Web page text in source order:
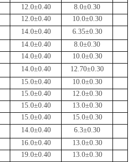
12.0±0.40
8.0±0.30
12.0±0.40
10.0±0.30
14.0±0.40
6.35±0.30
14.0±0.40
8.0±0.30
14.0±0.40
10.0±0.30
14.0±0.40
12.70±0.30
15.0±0.40
10.0±0.30
15.0±0.40
12.0±0.30
15.0±0.40
13.0±0.30
15.0±0.40
15.0±0.30
14.0±0.40
6.3±0.30
16.0±0.40
13.0±0.30
19.0±0.40
13.0±0.30